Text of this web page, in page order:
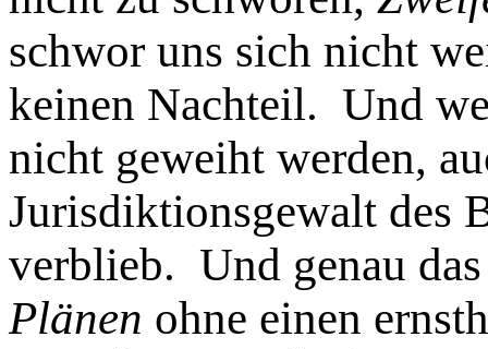
schwor uns sich nicht
keinen Nachteil. Und
nicht geweiht werden,
Jurisdiktionsgewalt des
verblieb. Und genau
Plänen ohne einen